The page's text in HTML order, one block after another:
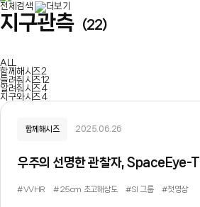
전체검색
지구관측 (22)
ALL
함께해시즈2
들려줘시즈12
알려줘시즈 4
지구와시즈 4
함께해시즈 2025.06.26
우주의 선명한 관찰자, SpaceEye-T
#VVHR #25cm 초고해상도 #SI 그룹 #첫영상